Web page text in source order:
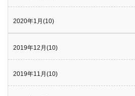
2020年1月(10)
2019年12月(10)
2019年11月(10)